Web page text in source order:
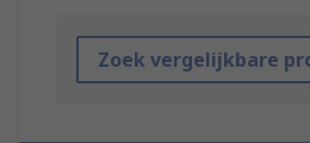
Zoek vergelijkbare